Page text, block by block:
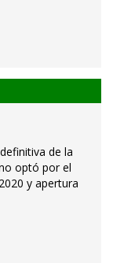
de la
optó por el
y apertura